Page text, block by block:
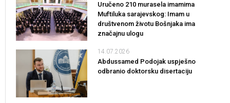
Uručeno 210 murasela imamima
Muftiluka sarajevskog: Imam u
društvenom životu Bošnjaka ima
značajnu ulogu
14.07.2026
Abdussamed Podojak uspješno
odbranio doktorsku disertaciju